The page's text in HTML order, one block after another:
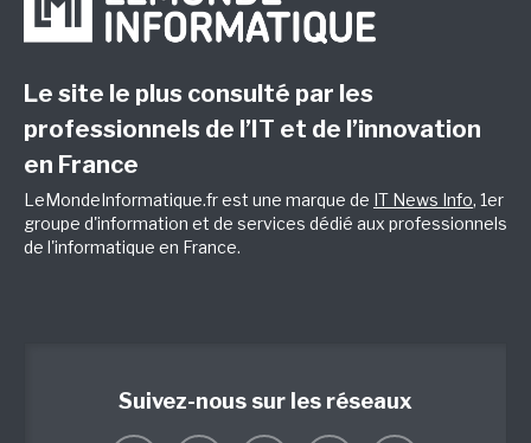
Le site le plus consulté par les
professionnels de l’IT et de l’innovation
en France
LeMondeInformatique.fr est une marque de IT News Info, 1er
groupe d'information et de services dédié aux professionnels
de l'informatique en France.
Suivez-nous sur les réseaux